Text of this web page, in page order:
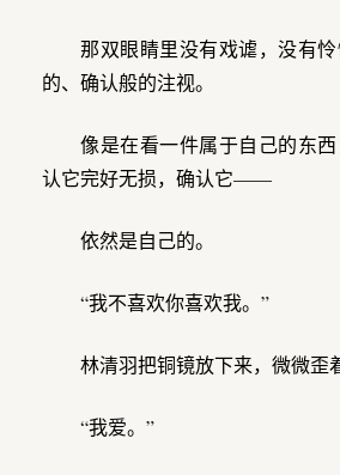
那双眼睛里没有戏谑，没有
的、确认般的注视。
像是在看一件属于自己的东
认它完好无损，确认它——
依然是自己的。
“我不喜欢你喜欢我。”
林清羽把铜镜放下来，微微歪
“我爱。”